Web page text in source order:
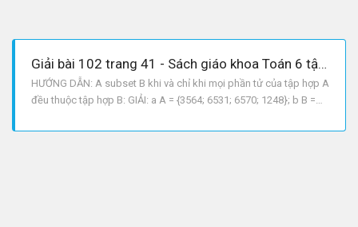
Giải bài 102 trang 41 - Sách giáo khoa Toán 6 tập 1
HƯỚNG DẪN: A subset B khi và chỉ khi mọi phần tử của tập hợp A
đều thuộc tập hợp B: GIẢI: a A = {3564; 6531; 6570; 1248}; b B =